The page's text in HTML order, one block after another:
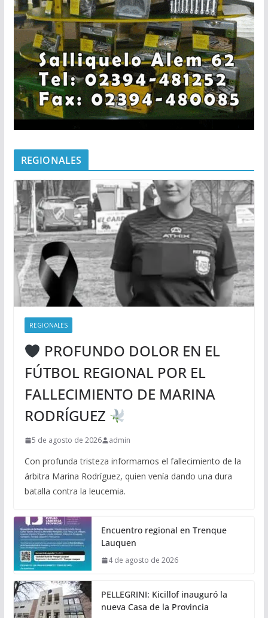
REGIONALES
REGIONALES
PROFUNDO DOLOR EN EL
FÚTBOL REGIONAL POR EL
FALLECIMIENTO DE MARINA
RODRÍGUEZ
5 de agosto de 2026 admin
Con profunda tristeza informamos el fallecimiento de la
árbitra Marina Rodríguez, quien venía dando una dura
batalla contra la leucemia.
Encuentro regional en Trenque
Lauquen
4 de agosto de 2026
PELLEGRINI: Kicillof inauguró la
nueva Casa de la Provincia